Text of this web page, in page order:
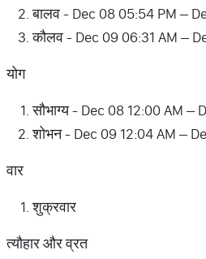
बालव - Dec 08 05:54 PM –
कौलव - Dec 09 06:31 AM –
योग
सौभाग्य - Dec 08 12:00 AM –
शोभन - Dec 09 12:04 AM –
वार
शुक्रवार
त्यौहार और व्रत